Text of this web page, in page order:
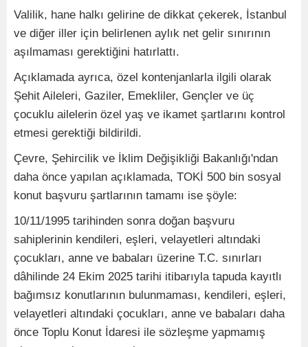
Valilik, hane halkı gelirine de dikkat çekerek, İstanbul
ve diğer iller için belirlenen aylık net gelir sınırının
aşılmaması gerektiğini hatırlattı.
Açıklamada ayrıca, özel kontenjanlarla ilgili olarak
Şehit Aileleri, Gaziler, Emekliler, Gençler ve üç
çocuklu ailelerin özel yaş ve ikamet şartlarını kontrol
etmesi gerektiği bildirildi.
Çevre, Şehircilik ve İklim Değişikliği Bakanlığı'ndan
daha önce yapılan açıklamada, TOKİ 500 bin sosyal
konut başvuru şartlarının tamamı ise şöyle:
10/11/1995 tarihinden sonra doğan başvuru
sahiplerinin kendileri, eşleri, velayetleri altındaki
çocukları, anne ve babaları üzerine T.C. sınırları
dâhilinde 24 Ekim 2025 tarihi itibarıyla tapuda kayıtlı
bağımsız konutlarının bulunmaması, kendileri, eşleri,
velayetleri altındaki çocukları, anne ve babaları daha
önce Toplu Konut İdaresi ile sözleşme yapmamış